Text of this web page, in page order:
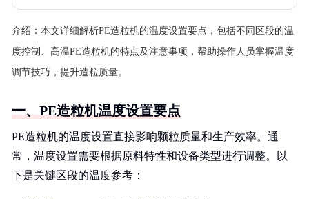
介绍： 本文详细解析PE造粒机的温度设置要点，包括不同区段的温
度控制、高温PE造粒机的特点及注意事项，帮助操作人员掌握温度
调节技巧，提升造粒质量。
一、PE造粒机温度设置要点
PE造粒机的温度设置直接影响颗粒质量和生产效率。通
常，温度设置需要根据原料特性和设备类型进行调整。以
下是关键区段的温度参考：